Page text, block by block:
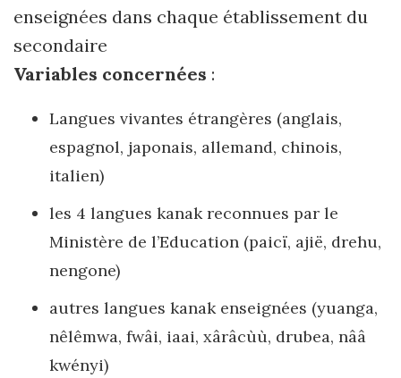
enseignées dans chaque établissement du
secondaire
Variables concernées :
Langues vivantes étrangères (anglais,
espagnol, japonais, allemand, chinois,
italien)
les 4 langues kanak reconnues par le
Ministère de l’Education (paicï, ajië, drehu,
nengone)
autres langues kanak enseignées (yuanga,
nêlêmwa, fwâi, iaai, xârâcùù, drubea, nââ
kwényi)